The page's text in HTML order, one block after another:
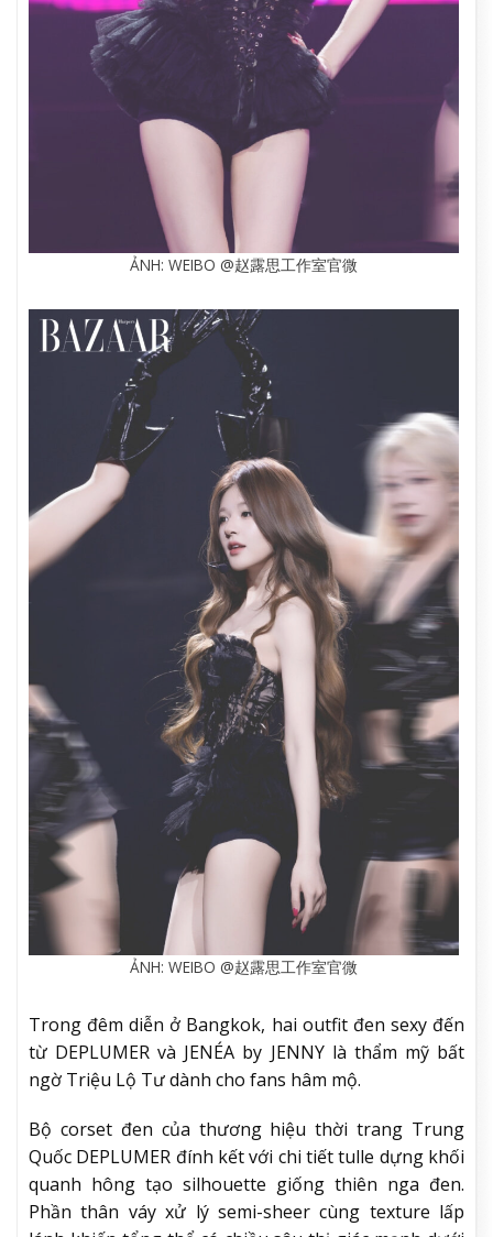
ẢNH: WEIBO @赵露思工作室官微
ẢNH: WEIBO @赵露思工作室官微
Trong đêm diễn ở Bangkok, hai outfit đen sexy đến
từ DEPLUMER và JENÉA by JENNY là thẩm mỹ bất
ngờ Triệu Lộ Tư dành cho fans hâm mộ.
Bộ corset đen của thương hiệu thời trang Trung
Quốc DEPLUMER đính kết với chi tiết tulle dựng khối
quanh hông tạo silhouette giống thiên nga đen.
Phần thân váy xử lý semi-sheer cùng texture lấp